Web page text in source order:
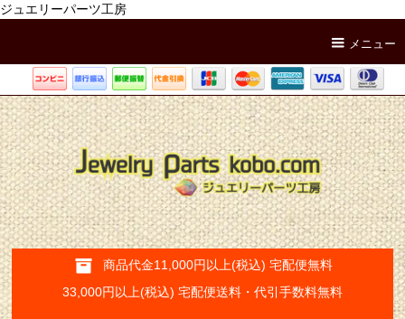
ジュエリーパーツ工房
メニュー
商品代金11,000円以上(税込) 宅配便無料
33,000円以上(税込) 宅配便送料・代引手数料無料